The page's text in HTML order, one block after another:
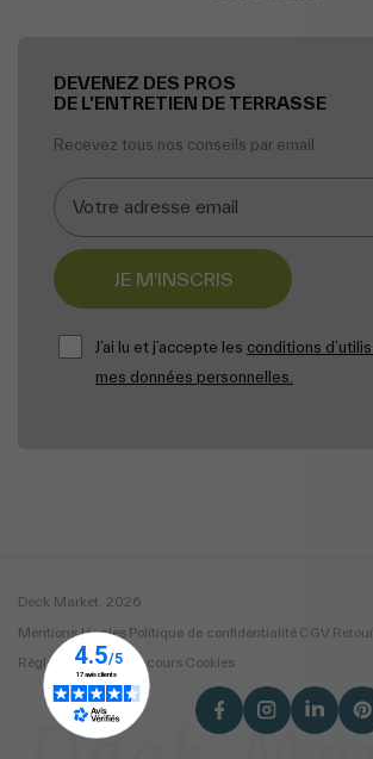
DEVENEZ DES PROS
DE L’ENTRETIEN DE TERRASSE
Recevez tous nos conseils par email
JE M’INSCRIS
J’ai lu et j’accepte les conditions
mes données personnelles.
Deck Market. 2026
Mentions légales Politique de confidentialité CGV
Règlement - jeu concours Cookies